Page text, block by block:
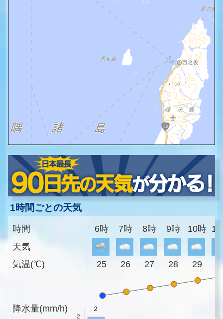
1時間ごとの天気
時間
天気
気温(℃)
降水量(mm/h)
6時 7時 8時 9時 10時
25 26 27 28 29